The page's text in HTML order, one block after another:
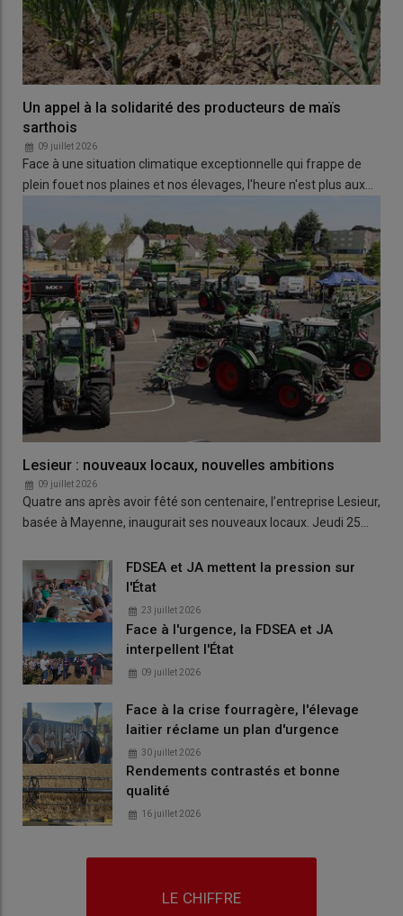
Un appel à la solidarité des producteurs de maïs
sarthois
09 juillet 2026
Face à une situation climatique exceptionnelle qui frappe de
plein fouet nos plaines et nos élevages, l'heure n'est plus aux…
Lesieur : nouveaux locaux, nouvelles ambitions
09 juillet 2026
Quatre ans après avoir fêté son centenaire, l’entreprise Lesieur,
basée à Mayenne, inaugurait ses nouveaux locaux. Jeudi 25…
FDSEA et JA mettent la pression sur
l'État
23 juillet 2026
Face à l'urgence, la FDSEA et JA
interpellent l'État
09 juillet 2026
Face à la crise fourragère, l'élevage
laitier réclame un plan d'urgence
30 juillet 2026
Rendements contrastés et bonne
qualité
16 juillet 2026
LE CHIFFRE